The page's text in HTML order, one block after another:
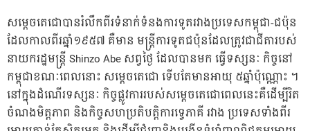
សម្តេចតេជោបានរំលឹកពីរទំនាក់ទំនងការទូតរវាងប្រទេសកម្ពុជា-ជប៉ុន
ដែលកាលពីរឆ្នាំ១៩៥៧ គឺមាន មន្ត្រីការទូតជប៉ុនដែលត្រូវជាជីតារបស់
នាយករដ្ឋមន្ត្រី Shinzo Abe សព្វថ្ងៃ ដែលបានមក ធ្វើទស្សនៈ កិច្ចនៅ
កម្ពុជាខណៈពេលនោះ សម្តេចតេជោ ទើបតែមានអាយុ ៥ឆ្នាំប៉ុណ្ណោះ ។
នៅក្នុងដំណើរទស្សនៈ កិច្ចផ្លូវការរបស់សម្តេចតេជោពេលនេះគឺដើម្បីរិត
ចំណងមិត្តភាព និងកិច្ចសហប្រតិបត្តិការទ្វេភាគី រវាង ប្រទេសទាំងពីរ